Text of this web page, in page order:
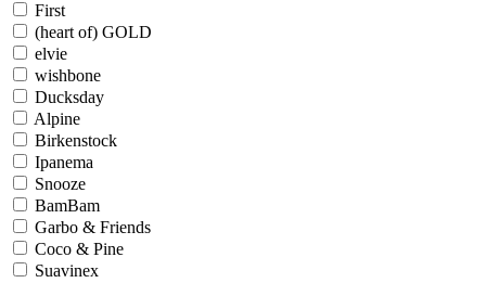
First
(heart of) GOLD
elvie
wishbone
Ducksday
Alpine
Birkenstock
Ipanema
Snooze
BamBam
Garbo & Friends
Coco & Pine
Suavinex